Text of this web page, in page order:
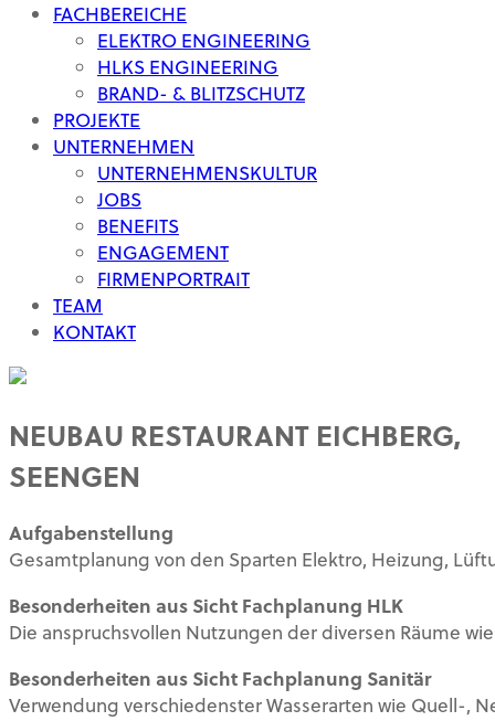
FACHBEREICHE
ELEKTRO ENGINEERING
HLKS ENGINEERING
BRAND- & BLITZSCHUTZ
PROJEKTE
UNTERNEHMEN
UNTERNEHMENSKULTUR
JOBS
BENEFITS
ENGAGEMENT
FIRMENPORTRAIT
TEAM
KONTAKT
NEUBAU RESTAURANT EICHBERG,
SEENGEN
Aufgabenstellung
Gesamtplanung von den Sparten Elektro, Heizung,
Besonderheiten aus Sicht Fachplanung HLK
Die anspruchsvollen Nutzungen der diversen Räume
Besonderheiten aus Sicht Fachplanung Sanitär
Verwendung verschiedenster Wasserarten wie Quell-,